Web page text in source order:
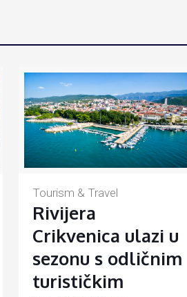
Tourism & Travel
Rivijera
Crikvenica ulazi u
sezonu s odličnim
turističkim